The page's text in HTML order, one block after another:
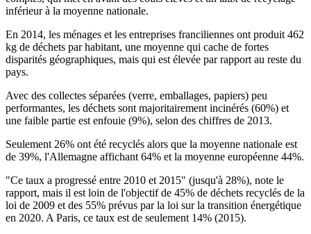
inférieur à la moyenne nationale.
En 2014, les ménages et les entreprises franciliennes ont produit 462
kg de déchets par habitant, une moyenne qui cache de fortes
disparités géographiques, mais qui est élevée par rapport au reste du
pays.
Avec des collectes séparées (verre, emballages, papiers) peu
performantes, les déchets sont majoritairement incinérés (60%) et
une faible partie est enfouie (9%), selon des chiffres de 2013.
Seulement 26% ont été recyclés alors que la moyenne nationale est
de 39%, l'Allemagne affichant 64% et la moyenne européenne 44%.
"Ce taux a progressé entre 2010 et 2015" (jusqu'à 28%), note le
rapport, mais il est loin de l'objectif de 45% de déchets recyclés de la
loi de 2009 et des 55% prévus par la loi sur la transition énergétique
en 2020. A Paris, ce taux est de seulement 14% (2015).